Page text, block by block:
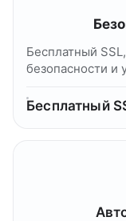
Бесплатный
безопасности и
Бесплатный